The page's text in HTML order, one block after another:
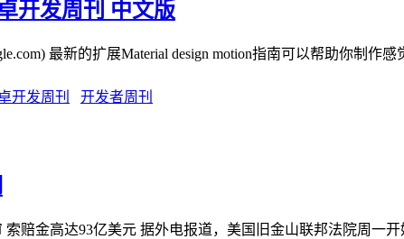
开发周刊 中文版
最新的扩展Material design motion指南可以帮助你制作
开发周刊
开发者周刊
赔金高达93亿美元 据外电报道，美国旧金山联邦法院周一